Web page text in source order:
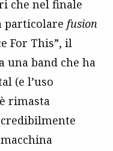
che nel finale
particolare fusion
For This”, il
una band che ha
(e l’uso
rimasta